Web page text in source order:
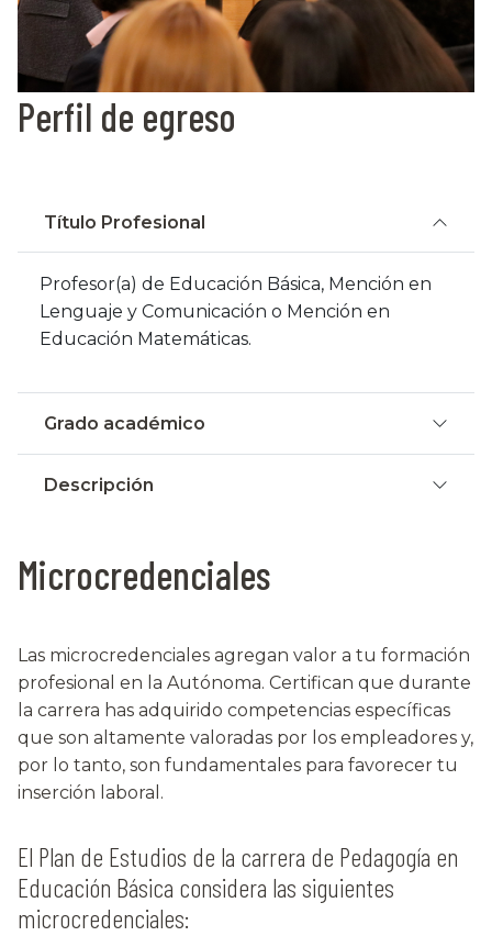
Perfil de egreso
Título Profesional
Profesor(a) de Educación Básica, Mención en
Lenguaje y Comunicación o Mención en
Educación Matemáticas.
Grado académico
Descripción
Microcredenciales
Las microcredenciales agregan valor a tu formación
profesional en la Autónoma. Certifican que durante
la carrera has adquirido competencias específicas
que son altamente valoradas por los empleadores y,
por lo tanto, son fundamentales para favorecer tu
inserción laboral.
El Plan de Estudios de la carrera de Pedagogía en
Educación Básica considera las siguientes
microcredenciales: